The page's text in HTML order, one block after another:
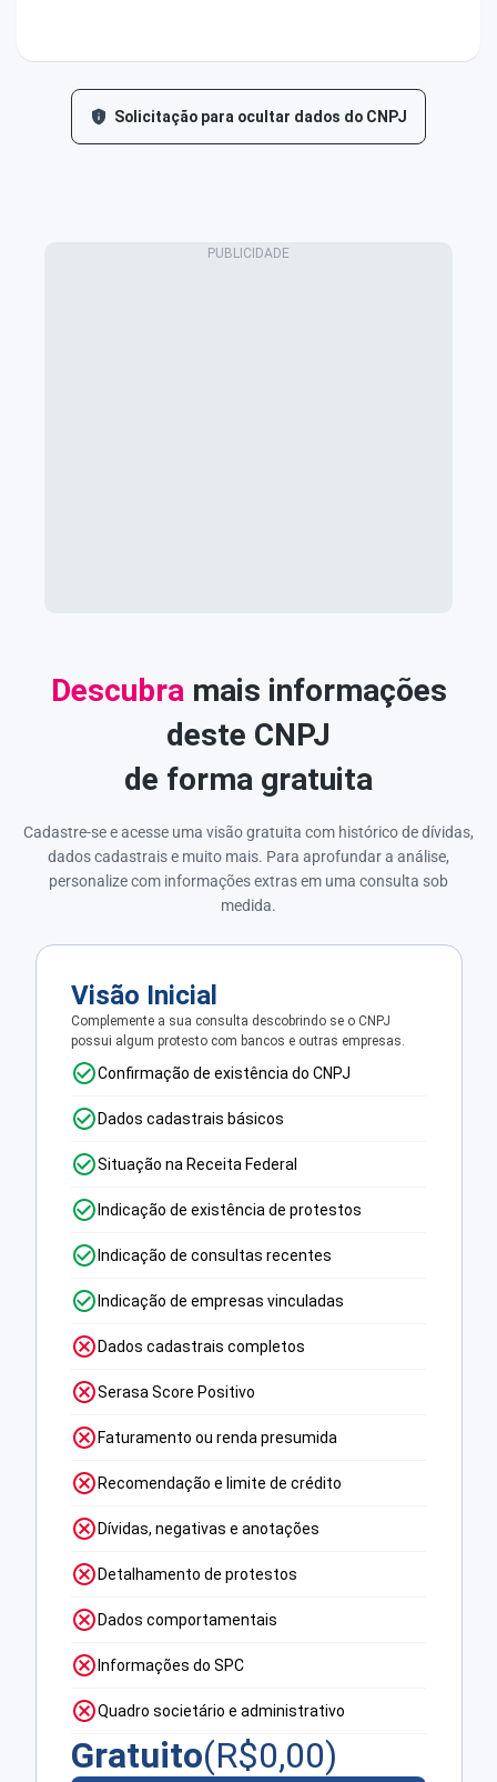
Solicitação para ocultar dados do CNPJ
Descubra mais informações
deste CNPJ
de forma gratuita
Cadastre-se e acesse uma visão gratuita com histórico de dívidas,
dados cadastrais e muito mais. Para aprofundar a análise,
personalize com informações extras em uma consulta sob
medida.
Visão Inicial
Complemente a sua consulta descobrindo se o CNPJ
possui algum protesto com bancos e outras empresas.
Confirmação de existência do CNPJ
Dados cadastrais básicos
Situação na Receita Federal
Indicação de existência de protestos
Indicação de consultas recentes
Indicação de empresas vinculadas
Dados cadastrais completos
Serasa Score Positivo
Faturamento ou renda presumida
Recomendação e limite de crédito
Dívidas, negativas e anotações
Detalhamento de protestos
Dados comportamentais
Informações do SPC
Quadro societário e administrativo
Gratuito(R$0,00)